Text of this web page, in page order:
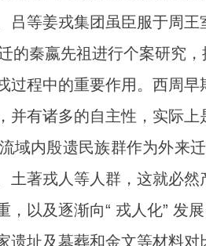
吕等姜戎集团虽臣服于周
秦嬴先祖进行个案研究，
过程中的重要作用。西周
并有诸多的自主性，实际上
内殷遗民族群作为外来迁
土著戎人等人群，这就必
，以及逐渐向“ 戎人化” 发
遗址及墓葬和金文等材料